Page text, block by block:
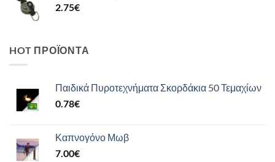
2.75€
HOT ΠΡΟΪΌΝΤΑ
Παιδικά Πυροτεχνήματα Σκορδάκια 50 Τεμαχίων
0.78€
Καπνογόνο Μωβ
7.00€